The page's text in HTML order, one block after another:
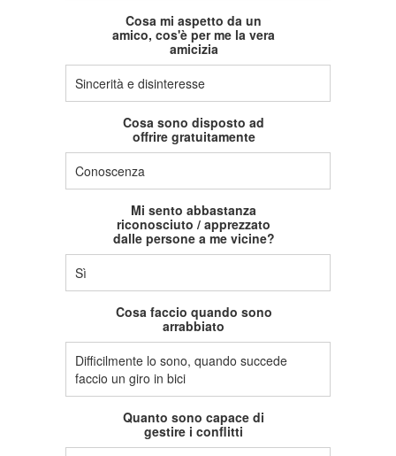
Cosa mi aspetto da un
amico, cos'è per me la vera
amicizia
Sincerità e disinteresse
Cosa sono disposto ad
offrire gratuitamente
Conoscenza
Mi sento abbastanza
riconosciuto / apprezzato
dalle persone a me vicine?
Sì
Cosa faccio quando sono
arrabbiato
Difficilmente lo sono, quando succede
faccio un giro in bici
Quanto sono capace di
gestire i conflitti